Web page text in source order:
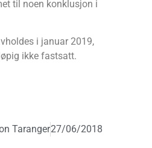
til noen konklusjon i
i januar 2019,
ikke fastsatt.
Taranger27/06/2018